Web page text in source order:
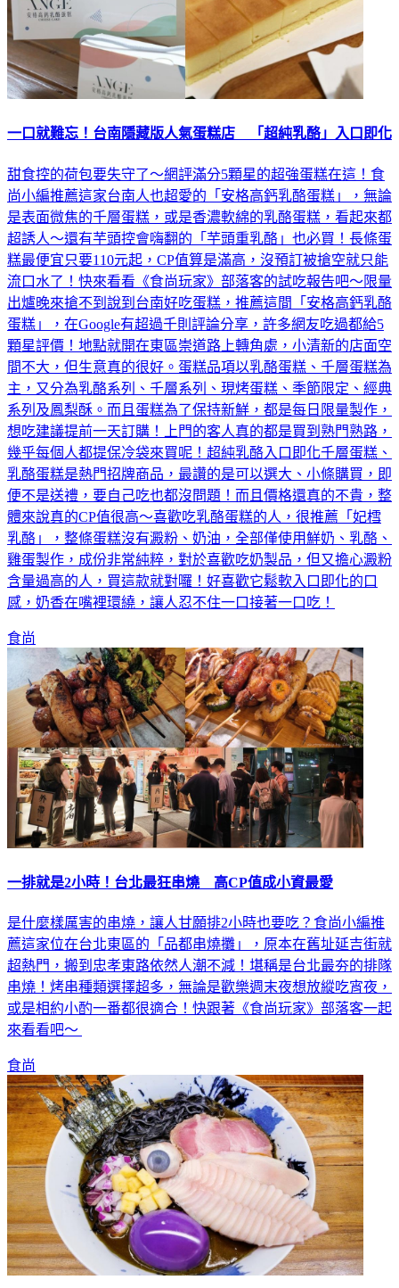
一口就難忘！台南隱藏版人氣蛋糕店 「超純乳酪」入口即化
甜食控的荷包要失守了～網評滿分5顆星的超強蛋糕在這！食
尚小編推薦這家台南人也超愛的「安格高鈣乳酪蛋糕」，無論
是表面微焦的千層蛋糕，或是香濃軟綿的乳酪蛋糕，看起來都
超誘人～還有芋頭控會嗨翻的「芋頭重乳酪」也必買！長條蛋
糕最便宜只要110元起，CP值算是滿高，沒預訂被搶空就只能
流口水了！快來看看《食尚玩家》部落客的試吃報告吧～限量
出爐晚來搶不到說到台南好吃蛋糕，推薦這間「安格高鈣乳酪
蛋糕」，在Google有超過千則評論分享，許多網友吃過都給5
顆星評價！地點就開在東區崇道路上轉角處，小清新的店面空
間不大，但生意真的很好。蛋糕品項以乳酪蛋糕、千層蛋糕為
主，又分為乳酪系列、千層系列、現烤蛋糕、季節限定、經典
系列及鳳梨酥。而且蛋糕為了保持新鮮，都是每日限量製作，
想吃建議提前一天訂購！上門的客人真的都是買到熟門熟路，
幾乎每個人都提保冷袋來買呢！超純乳酪入口即化千層蛋糕、
乳酪蛋糕是熱門招牌商品，最讚的是可以選大、小條購買，即
便不是送禮，要自己吃也都沒問題！而且價格還真的不貴，整
體來說真的CP值很高～喜歡吃乳酪蛋糕的人，很推薦「妃樰
乳酪」，整條蛋糕沒有澱粉、奶油，全部僅使用鮮奶、乳酪、
雞蛋製作，成份非常純粹，對於喜歡吃奶製品，但又擔心澱粉
含量過高的人，買這款就對囉！好喜歡它鬆軟入口即化的口
感，奶香在嘴裡環繞，讓人忍不住一口接著一口吃！
食尚
一排就是2小時！台北最狂串燒 高CP值成小資最愛
是什麼樣厲害的串燒，讓人甘願排2小時也要吃？食尚小編推
薦這家位在台北東區的「品都串燒攤」，原本在舊址延吉街就
超熱門，搬到忠孝東路依然人潮不減！堪稱是台北最夯的排隊
串燒！烤串種類選擇超多，無論是歡樂週末夜想放縱吃宵夜，
或是相約小酌一番都很適合！快跟著《食尚玩家》部落客一起
來看看吧～
食尚